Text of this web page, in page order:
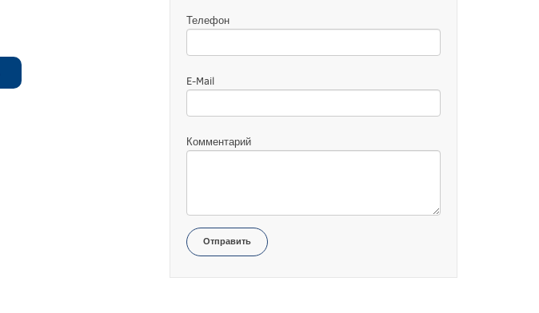
Телефон
E-Mail
Комментарий
Отправить